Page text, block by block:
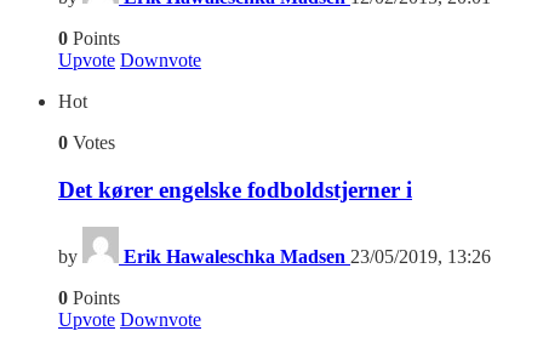
0 Points
Upvote Downvote
Hot
0 Votes
Det kører engelske fodboldstjerner i
by Erik Hawaleschka Madsen 23/05/2019, 13:26
0 Points
Upvote Downvote